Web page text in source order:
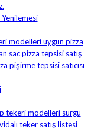
Yenilemesi